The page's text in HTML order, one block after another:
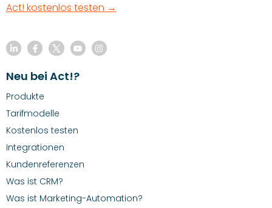
Act! kostenlos testen →
Neu bei Act!?
Produkte
Tarifmodelle
Kostenlos testen
Integrationen
Kundenreferenzen
Was ist CRM?
Was ist Marketing-Automation?